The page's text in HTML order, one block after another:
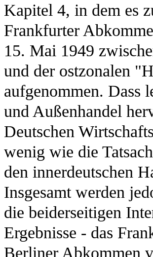
Kapitel 4, in dem es
Frankfurter
15. Mai 1949
und der ostzonalen
aufgenommen. Dass
und Außenhandel
Deutschen
wenig wie die
den innerdeutschen
Insgesamt werden
die beiderseitigen
Ergebnisse - das
Berliner Abkommen